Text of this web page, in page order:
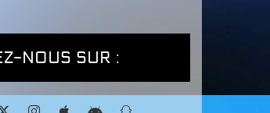
NOUS SUR :